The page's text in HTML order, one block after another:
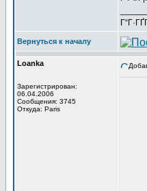
Вернуться к началу
Loanka
Зарегистрирован:
06.04.2006
Сообщения: 3745
Откуда: Paris